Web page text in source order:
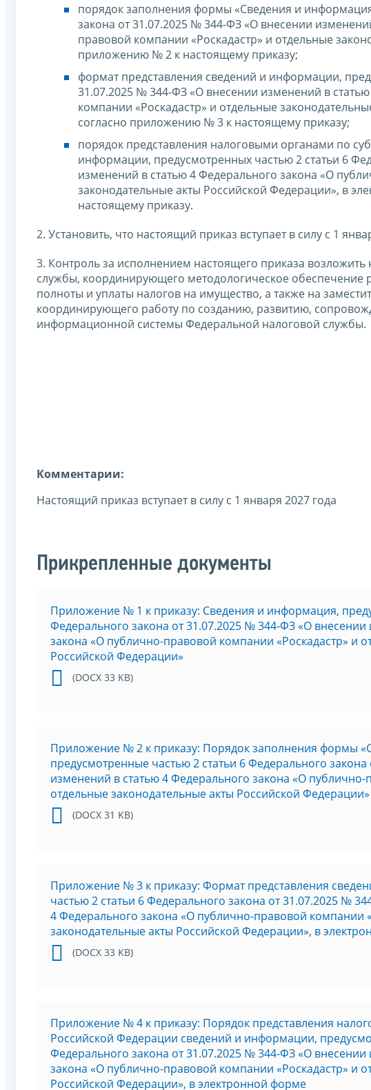
порядок заполнения формы «Сведения и
закона от 31.07.2025 № 344-ФЗ «О внесении
правовой компании «Роскадастр» и отдельные
приложению № 2 к настоящему приказу;
формат представления сведений и информации,
31.07.2025 № 344-ФЗ «О внесении изменений в
компании «Роскадастр» и отдельные
согласно приложению № 3 к настоящему приказу;
порядок представления налоговыми органами по
информации, предусмотренных частью 2 статьи 6
изменений в статью 4 Федерального закона «О
законодательные акты Российской Федерации», в
настоящему приказу.
2. Установить, что настоящий приказ вступает в силу с 1
3. Контроль за исполнением настоящего приказа
службы, координирующего методологическое
полноты и уплаты налогов на имущество, а также на
координирующего работу по созданию, развитию,
информационной системы Федеральной налоговой службы.
Комментарии:
Настоящий приказ вступает в силу с 1 января 2027 года
Прикрепленные документы
Приложение № 1 к приказу: Сведения и информация,
Федерального закона от 31.07.2025 № 344-ФЗ «О
закона «О публично-правовой компании «Роскадастр» и
Российской Федерации»
(DOCX 33 KB)
Приложение № 2 к приказу: Порядок заполнения формы
предусмотренные частью 2 статьи 6 Федерального
изменений в статью 4 Федерального закона «О
отдельные законодательные акты Российской Федерации»
(DOCX 31 KB)
Приложение № 3 к приказу: Формат представления
частью 2 статьи 6 Федерального закона от 31.07.2025 №
4 Федерального закона «О публично-правовой компании
законодательные акты Российской Федерации», в
(DOCX 33 KB)
Приложение № 4 к приказу: Порядок представления
Российской Федерации сведений и информации,
Федерального закона от 31.07.2025 № 344-ФЗ «О
закона «О публично-правовой компании «Роскадастр» и
Российской Федерации», в электронной форме